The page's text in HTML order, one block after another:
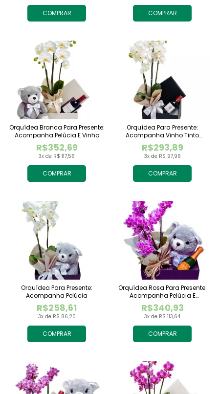
COMPRAR COMPRAR
COMPRAR
3x de R$ 117,56
R$352,69
Orquídea Branca Para Presente:
Acompanha Pelúcia E Vinho
Tinto Importado
COMPRAR
3x de R$ 97,96
R$293,89
Orquídea Para Presente:
Acompanha Vinho Tinto
Importado
COMPRAR
3x de R$ 86,20
R$258,61
Orquídea Para Presente:
Acompanha Pelúcia
COMPRAR
3x de R$ 113,64
R$340,93
Orquídea Rosa Para Presente:
Acompanha Pelúcia E
Espumante